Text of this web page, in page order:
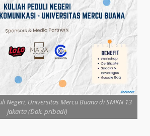
Negeri, Universitas Mercu Buana di SMKN 13
Jakarta (Dok. pribadi)